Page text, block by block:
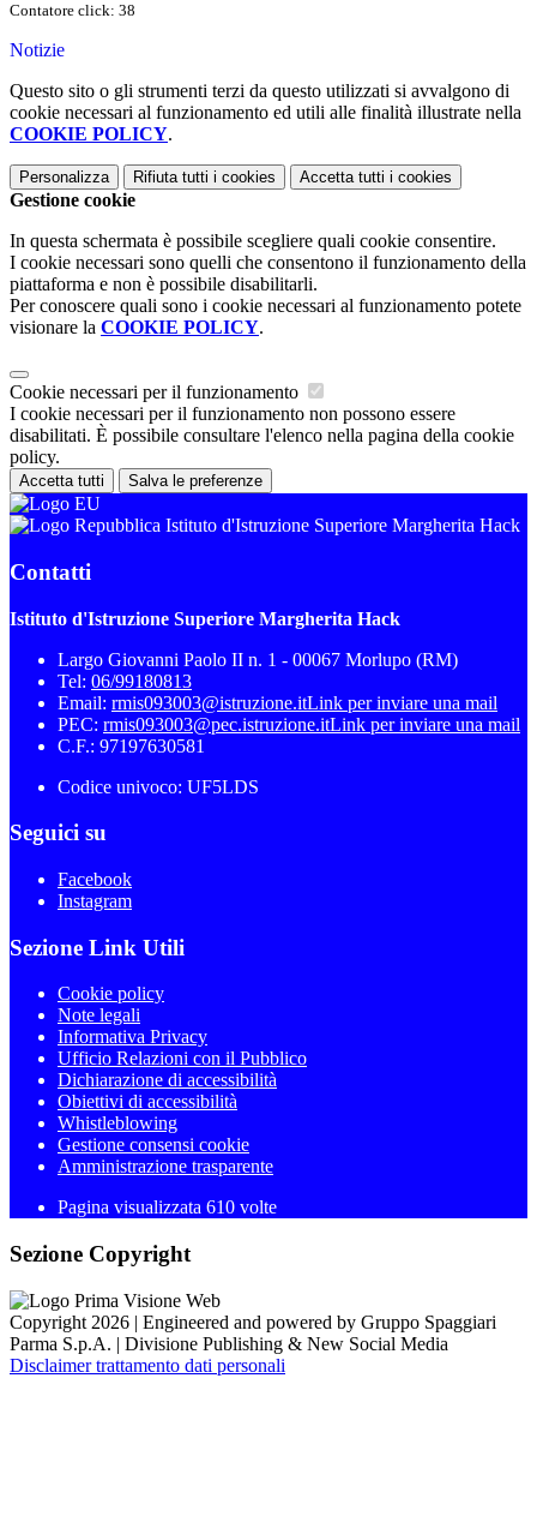
Contatore click: 38
Notizie
Questo sito o gli strumenti terzi da questo utilizzati si avvalgono di
cookie necessari al funzionamento ed utili alle finalità illustrate nella
COOKIE POLICY.
Personalizza Rifiuta tutti i cookies Accetta tutti i cookies
Gestione cookie
In questa schermata è possibile scegliere quali cookie consentire.
I cookie necessari sono quelli che consentono il funzionamento della
piattaforma e non è possibile disabilitarli.
Per conoscere quali sono i cookie necessari al funzionamento potete
visionare la COOKIE POLICY.
Cookie necessari per il funzionamento
I cookie necessari per il funzionamento non possono essere
disabilitati. È possibile consultare l'elenco nella pagina della cookie
policy.
Accetta tutti Salva le preferenze
Istituto d'Istruzione Superiore Margherita Hack
Contatti
Istituto d'Istruzione Superiore Margherita Hack
Largo Giovanni Paolo II n. 1 - 00067 Morlupo (RM)
Tel: 06/99180813
Email: rmis093003@istruzione.itLink per inviare una mail
PEC: rmis093003@pec.istruzione.itLink per inviare una mail
C.F.: 97197630581
Codice univoco: UF5LDS
Seguici su
Facebook
Instagram
Sezione Link Utili
Cookie policy
Note legali
Informativa Privacy
Ufficio Relazioni con il Pubblico
Dichiarazione di accessibilità
Obiettivi di accessibilità
Whistleblowing
Gestione consensi cookie
Amministrazione trasparente
Pagina visualizzata 610 volte
Sezione Copyright
Copyright 2026 | Engineered and powered by Gruppo Spaggiari
Parma S.p.A. | Divisione Publishing & New Social Media
Disclaimer trattamento dati personali